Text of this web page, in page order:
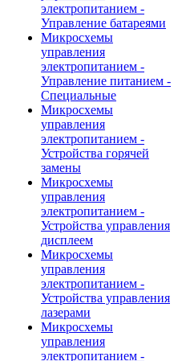
электропитанием -
Управление батареями
Микросхемы
управления
электропитанием -
Управление питанием -
Специальные
Микросхемы
управления
электропитанием -
Устройства горячей
замены
Микросхемы
управления
электропитанием -
Устройства управления
дисплеем
Микросхемы
управления
электропитанием -
Устройства управления
лазерами
Микросхемы
управления
электропитанием -